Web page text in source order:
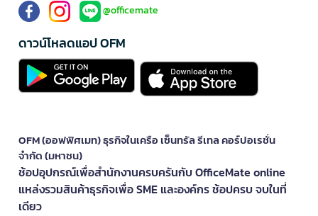
@officemate
ดาวน์โหลดแอป OFM
OFM (ออฟฟิศเมท) ธุรกิจในเครือ เซ็นทรัล รีเทล คอร์ปอเรชั่น
จำกัด (มหาชน)
ช้อปอุปกรณ์เพื่อสำนักงานครบครันกับ OfficeMate online
แหล่งรวมสินค้าธุรกิจเพื่อ SME และองค์กร ช้อปครบ จบในที่
เดียว